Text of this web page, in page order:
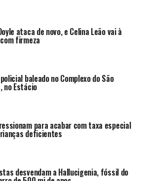
ataca de novo, e Celina Leão vai à
firmeza
baleado no Complexo do São
no Estácio
para acabar com taxa especial
deficientes
desvendam a Hallucigenia, fóssil do